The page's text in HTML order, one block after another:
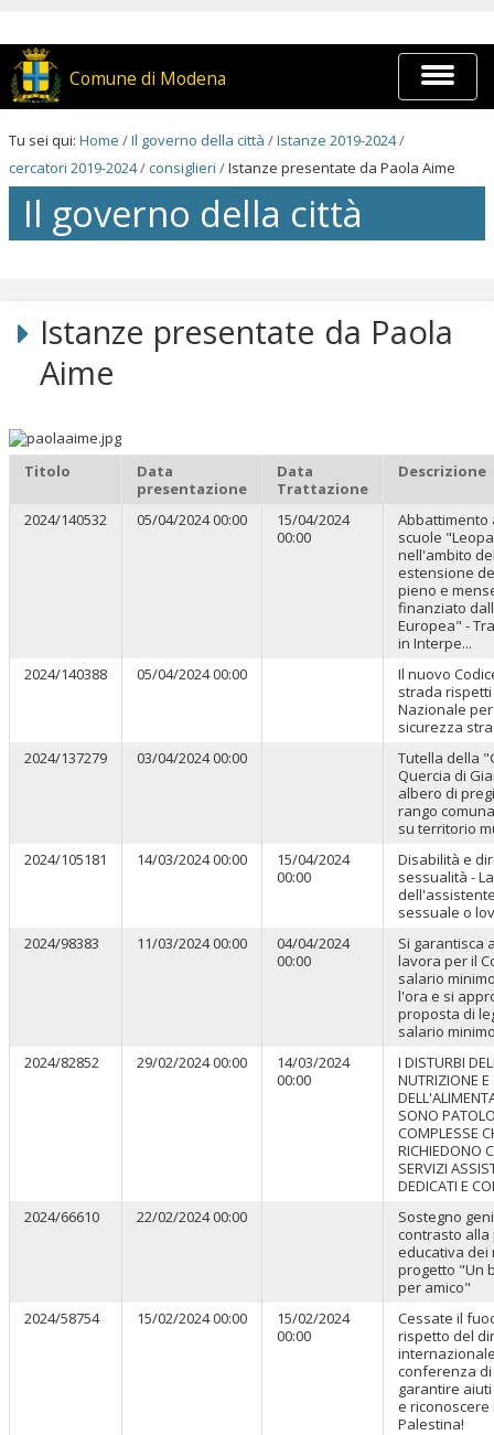
contenuti.
Salta
alla
Comune di Modena
Espandi
barra
di
Tu sei qui: Home /Il governo della città /Istanze 2019-2024/
cercatori 2019-2024/consiglieri /Istanze presentate da Paola Aime
Il governo della città
Salta
navigazione
Istanze presentate da Paola
Aime
Titolo
Data
presentazione
Data
Trattazione
Descrizione
2024/140532 05/04/2024 00:00
15/04/2024
00:00
Abbattimento
scuole
nell'ambito
estensione
pieno e
finanziato
Europea" -
in Interpe...
2024/140388
05/04/2024 00:00
Il nuovo
strada
Nazionale
sicurezza
2024/137279
03/04/2024 00:00
Tutella della
Quercia di
albero di
rango
su territorio
2024/105181
14/03/2024 00:00
15/04/2024
00:00
Disabilità e
sessualità -
sessuale o
2024/98383
11/03/2024 00:00
04/04/2024
00:00
Si garantisca
lavora per il
salario
l'ora e si
proposta di
salario
2024/82852
29/02/2024 00:00
14/03/2024
00:00
I DISTURBI
NUTRIZIONE E
SONO
COMPLESSE
RICHIEDONO
SERVIZI
DEDICATI E
2024/66610
22/02/2024 00:00
Sostegno
contrasto
educativa dei
progetto "Un
per amico"
2024/58754
15/02/2024 00:00
15/02/2024
00:00
Cessate il
rispetto del
conferenza di
garantire
e riconoscere
Palestina!